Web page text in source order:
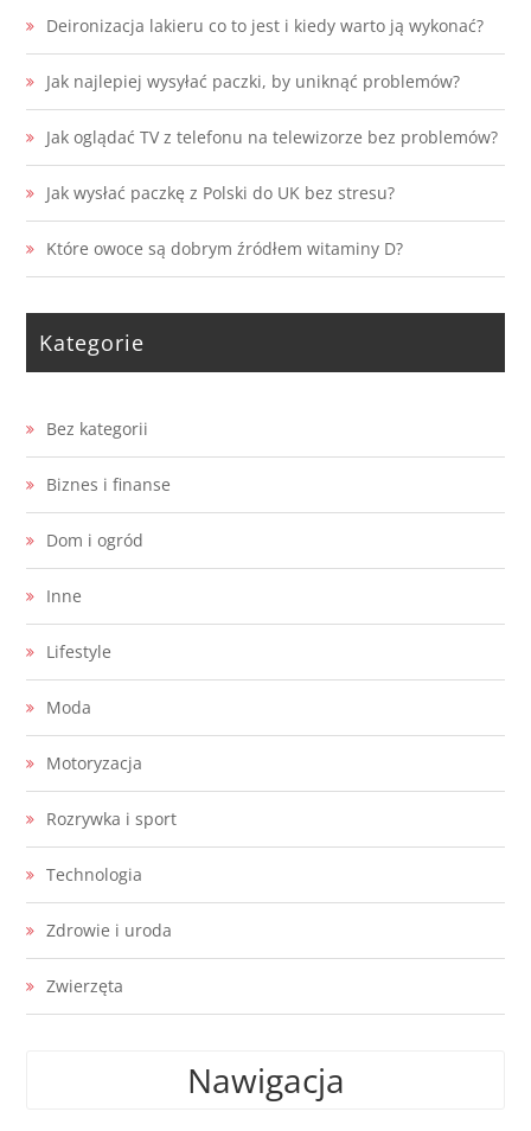
Deironizacja lakieru co to jest i kiedy warto ją wykonać?
Jak najlepiej wysyłać paczki, by uniknąć problemów?
Jak oglądać TV z telefonu na telewizorze bez problemów?
Jak wysłać paczkę z Polski do UK bez stresu?
Które owoce są dobrym źródłem witaminy D?
Kategorie
Bez kategorii
Biznes i finanse
Dom i ogród
Inne
Lifestyle
Moda
Motoryzacja
Rozrywka i sport
Technologia
Zdrowie i uroda
Zwierzęta
Nawigacja